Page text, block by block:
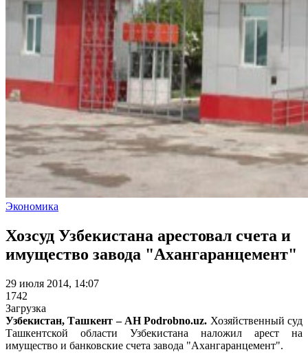
Экономика
Хозсуд Узбекистана арестовал счета и
имущество завода "Ахангаранцемент"
29 июля 2014, 14:07
1742
Загрузка
Узбекистан, Ташкент – АН Podrobno.uz. Хозяйственный суд
Ташкентской области Узбекистана наложил арест на
имущество и банковские счета завода "Ахангаранцемент".